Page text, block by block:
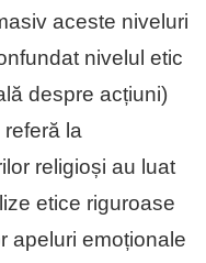
aceste niveluri
nivelul etic
despre acțiuni)
la
religioși au luat
etice riguroase
apeluri emoționale